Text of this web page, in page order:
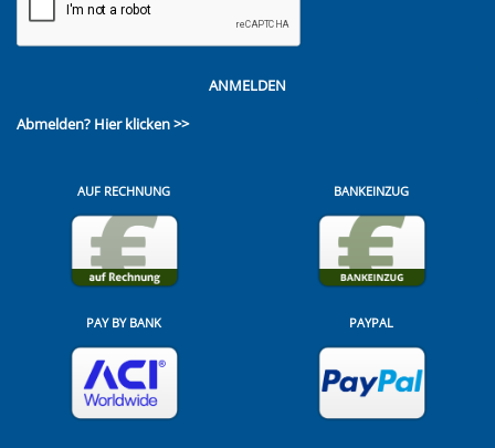
ANMELDEN
Abmelden? Hier klicken >>
AUF RECHNUNG BANKEINZUG
PAY BY BANK PAYPAL